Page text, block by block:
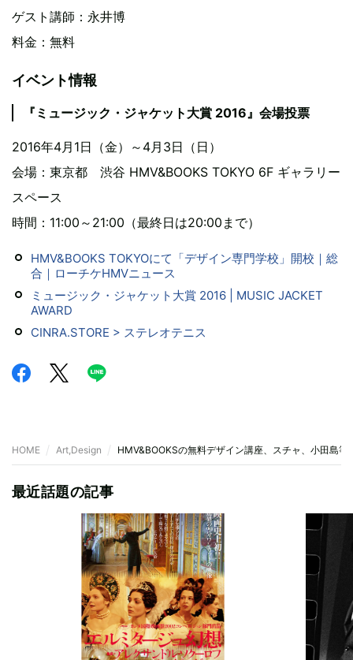
ゲスト講師：永井博
料金：無料
イベント情報
『ミュージック・ジャケット大賞 2016』会場投票
2016年4月1日（金）～4月3日（日）
会場：東京都 渋谷 HMV&BOOKS TOKYO 6F ギャラリー
スペース
時間：11:00～21:00（最終日は20:00まで）
HMV&BOOKS TOKYOにて「デザイン専門学校」開校｜総
合｜ローチケHMVニュース
ミュージック・ジャケット大賞 2016 | MUSIC JACKET
AWARD
CINRA.STORE > ステレオテニス
HOME Art,Design HMV&BOOKSの無料デザイン講座、スチャ、小田島等
最近話題の記事